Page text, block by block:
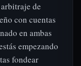
de
con cuentas
en ambas
empezando
fondear